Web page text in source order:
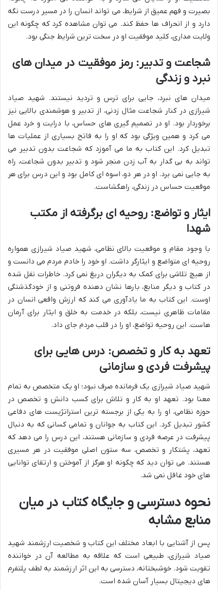
بصیرت و فهم عمیق از شرایط، می تواند انسان را در مسیر درست نگه
دارد و از انحراف ها حفظ کند. می توان مشاهده کرد که چگونه این
ولایت مداری، کلید موفقیت او در سخت ترین شرایط جنگی بود.
شجاعت و تدبیر: رمز موفقیت در میدان های
نبرد و زندگی
میدان های نبرد، جایی برای ترس و تردید نیستند. شهید صیاد
شیرازی در کنار شجاعت مثال زدنی، از تدبیر و هوشمندی بالایی نیز
برخوردار بود. او در تصمیم گیری های حساس، با درایت و خرد عمل
می کرد و همین ویژگی بود که او را به فاتح بسیاری از عملیات ها
تبدیل کرد. این کتاب به ما می آموزد که شجاعت بدون تدبیر می
تواند به بی گدار به آب زدن منجر شود و تدبیر بدون شجاعت، راه
به جایی نمی برد. او در هر دو، اسوه ای کامل بود و این درس برای هر
موقعیت حساس در زندگی، راهگشاست.
ایثار و تواضع: روحیه ای برگرفته از مکتب
شهدا
با وجود مقام و موقعیت بالای نظامی، شهید صیاد شیرازی همواره
روحیه ای متواضع و ایثارگر داشت. او خود را خادم مردم می دانست و
از هیچ تلاشی برای کمک به دیگران دریغ نمی کرد. خاطرات نقل شده
در کتاب و دیگر منابع، بارها نشان دهنده فروتنی و از خودگذشتگی
اوست. این کتاب به ما یادآوری می کند که ارزش واقعی انسان در
مقامات ظاهری نیست، بلکه در خدمت به خلق و ایثار برای آرمان
هاست. این روحیه تواضع، او را در قلب مردم جای داد.
تعهد به کار و تخصص: درس هایی برای
پیشرفت فردی و سازمانی
شهید صیاد شیرازی یک فرمانده صرف نبود؛ او یک متخصص به تمام
معنا بود. تعهد او به کار و تلاش برای کسب دانش و تخصص در
حوزه نظامی، او را به یکی از برجسته ترین استراتژیست های دفاعی
کشور تبدیل کرد. این کتاب به جوانان و تمامی کسانی که به دنبال
پیشرفت در عرصه فردی و سازمانی هستند، این درس را می دهد که
تعهد، پشتکار و تخصص، سه ستون اصلی موفقیت در هر مسیری
هستند. می توان دید که چگونه او هرگز از آموختن و ارتقای توانایی
های خود غافل نمی شد.
نحوه دسترسی و جایگاه کتاب در میان
منابع مشابه
پس از آشنایی با ابعاد مختلف این کتاب و شخصیت ارزشمند شهید
صیاد شیرازی، طبیعی است که علاقه به مطالعه آن در خواننده
تقویت شود. خوشبختانه، دسترسی به این اثر ارزشمند به لطف پلتفرم
های دیجیتال بسیار آسان شده است.